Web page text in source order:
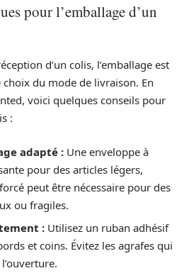
pour l’emballage d’un
d’un colis, l’emballage est
du mode de livraison. En
voici quelques conseils pour
:
adapté : Une enveloppe à
pour des articles légers,
peut être nécessaire pour des
ou fragiles.
: Utilisez un ruban adhésif
et coins. Évitez les agrafes qui